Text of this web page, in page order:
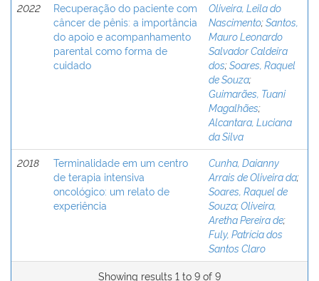
2022
Recuperação do paciente com
câncer de pênis: a importância
do apoio e acompanhamento
parental como forma de
cuidado
Oliveira, Leila do
Nascimento;Santos,
Mauro Leonardo
Salvador Caldeira
dos;Soares, Raquel
de Souza;
Guimarães, Tuani
Magalhães;
Alcantara, Luciana
da Silva
2018
Terminalidade em um centro
de terapia intensiva
oncológico: um relato de
experiência
Cunha, Daianny
Arrais de Oliveira da;
Soares, Raquel de
Souza;Oliveira,
Aretha Pereira de;
Fuly, Patrícia dos
Santos Claro
Showing results 1 to 9 of 9